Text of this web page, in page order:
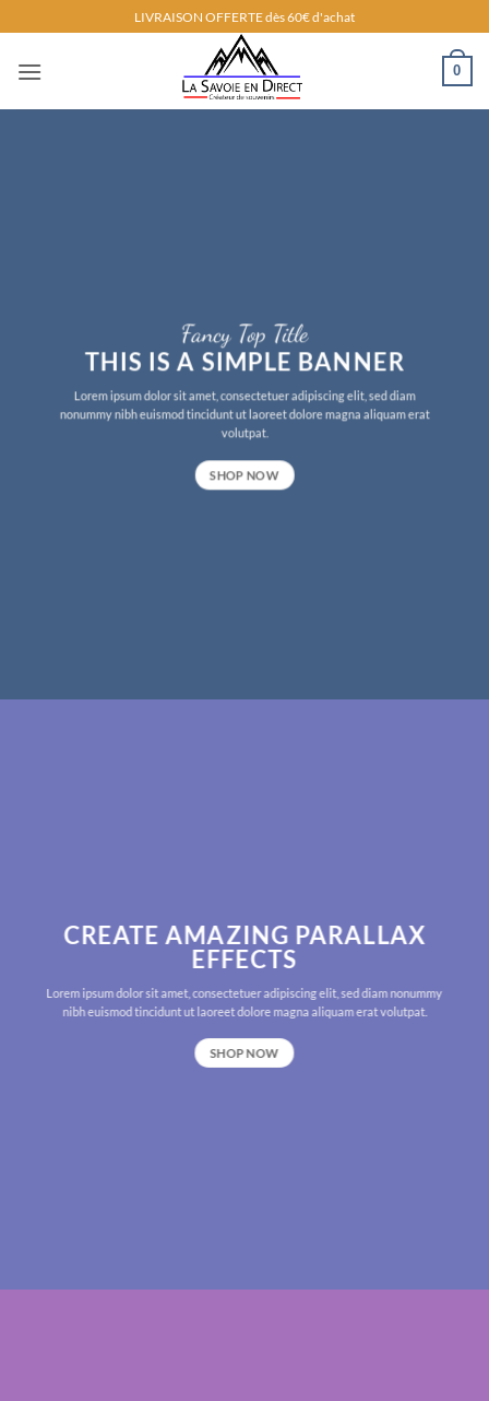
au
contenu
LIVRAISON OFFERTE dès 60€ d'achat
0
Fancy Top Title
THIS IS A SIMPLE BANNER
Lorem ipsum dolor sit amet, consectetuer adipiscing elit, sed diam
nonummy nibh euismod tincidunt ut laoreet dolore magna aliquam erat
volutpat.
SHOP NOW
CREATE AMAZING PARALLAX
EFFECTS
Lorem ipsum dolor sit amet, consectetuer adipiscing elit, sed diam nonummy
nibh euismod tincidunt ut laoreet dolore magna aliquam erat volutpat.
SHOP NOW